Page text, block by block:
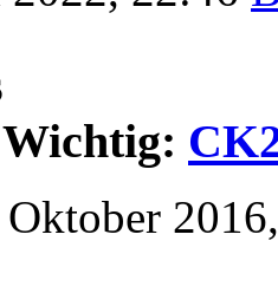
Wichtig: